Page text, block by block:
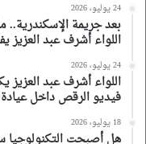
24 يوليو، 2026
بعد جريمة الإسكندرية..
اللواء أشرف عبد العزيز
24 يوليو، 2026
اللواء أشرف عبد
فيديو الرقص داخل
18 يوليو، 2026